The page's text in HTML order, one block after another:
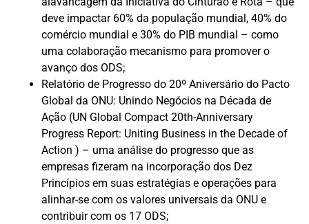
deve impactar 60% da população mundial, 40% do
comércio mundial e 30% do PIB mundial – como
uma colaboração mecanismo para promover o
avanço dos ODS;
Relatório de Progresso do 20º Aniversário do Pacto
Global da ONU: Unindo Negócios na Década de
Ação (UN Global Compact 20th-Anniversary
Progress Report: Uniting Business in the Decade of
Action ) – uma análise do progresso que as
empresas fizeram na incorporação dos Dez
Princípios em suas estratégias e operações para
alinhar-se com os valores universais da ONU e
contribuir com os 17 ODS;